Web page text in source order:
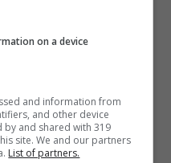
vasta,
soggetti che, fino
ricevuto stipendi
Oltre alla
i dipendenti
anche una
on a device
and information from
and other device
by and shared with 319
site. We and our partners
List of partners.